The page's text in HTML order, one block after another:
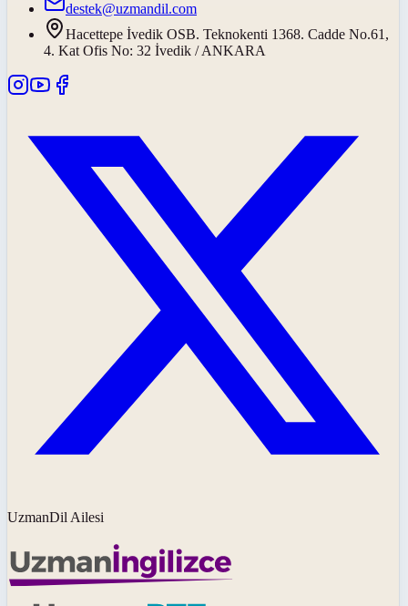
destek@uzmandil.com
Hacettepe İvedik OSB. Teknokenti 1368. Cadde No.61,
4. Kat Ofis No: 32 İvedik / ANKARA
UzmanDil Ailesi